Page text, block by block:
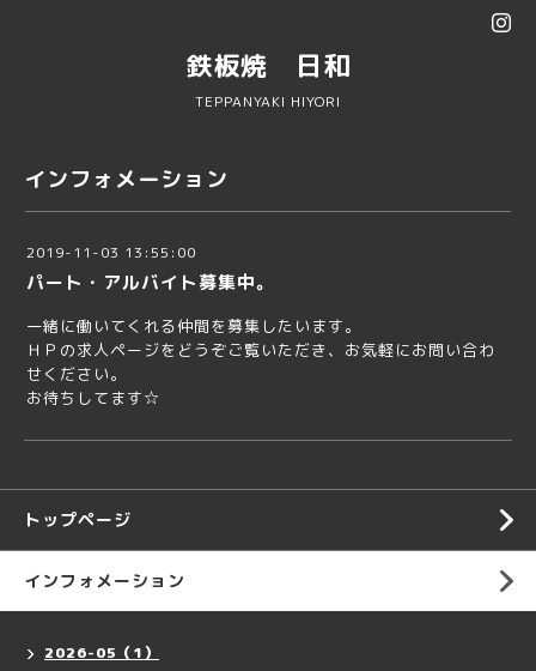
鉄板焼 日和
TEPPANYAKI HIYORI
インフォメーション
2019-11-03 13:55:00
パート・アルバイト募集中。
一緒に働いてくれる仲間を募集したいます。
ＨＰの求人ページをどうぞご覧いただき、お気軽にお問い合わ
せください。
お待ちしてます☆
トップページ
インフォメーション
2026-05（1）